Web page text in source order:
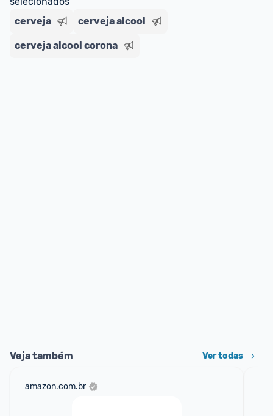
cerveja
cerveja alcool
cerveja alcool corona
Veja também Ver todas
amazon.com.br